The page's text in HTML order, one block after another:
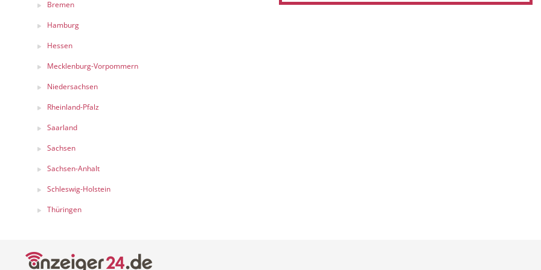
Bremen
Hamburg
Hessen
Mecklenburg-Vorpommern
Niedersachsen
Rheinland-Pfalz
Saarland
Sachsen
Sachsen-Anhalt
Schleswig-Holstein
Thüringen